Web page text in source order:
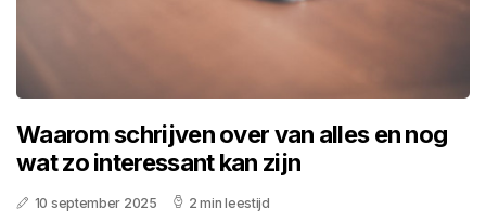
Waarom schrijven over van alles en nog
wat zo interessant kan zijn
10 september 2025 2 min leestijd